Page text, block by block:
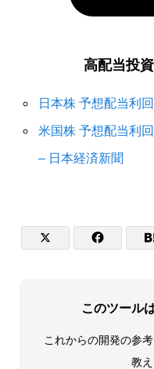
高配当投
日本株 予想配当利
米国株 予想配当利
– 日本経済新聞
 
このツール
これからの開発の参
教え